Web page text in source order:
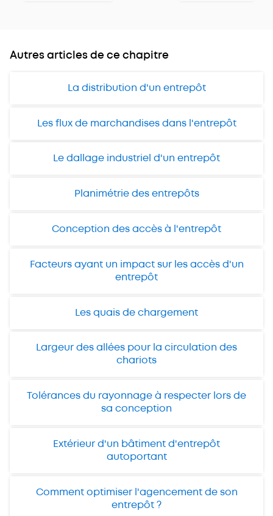
Autres articles de ce chapitre
La distribution d'un entrepôt
Les flux de marchandises dans l'entrepôt
Le dallage industriel d'un entrepôt
Planimétrie des entrepôts
Conception des accès à l'entrepôt
Facteurs ayant un impact sur les accès d'un
entrepôt
Les quais de chargement
Largeur des allées pour la circulation des
chariots
Tolérances du rayonnage à respecter lors de
sa conception
Extérieur d'un bâtiment d'entrepôt
autoportant
Comment optimiser l'agencement de son
entrepôt ?